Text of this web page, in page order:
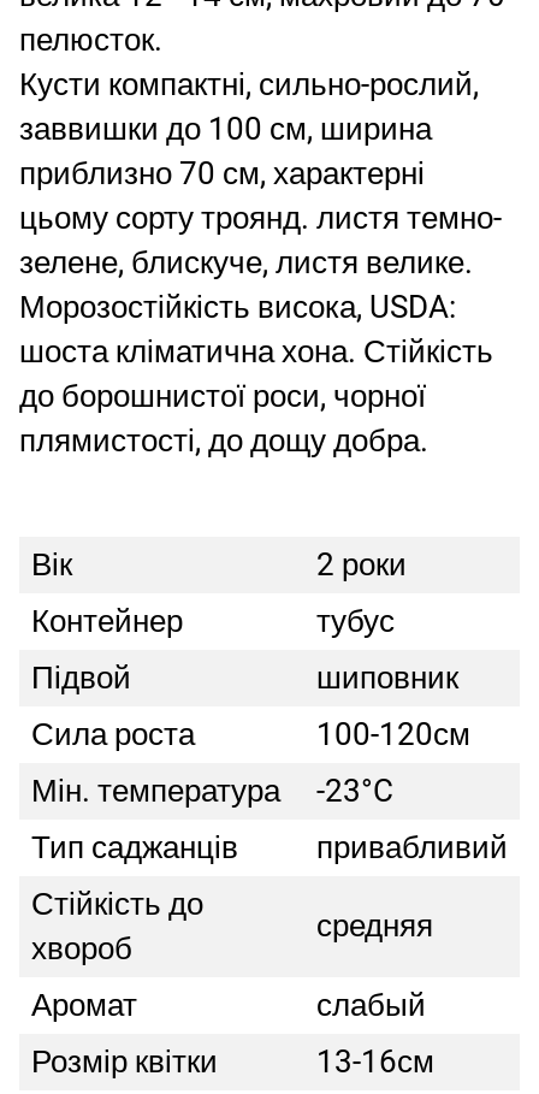
пелюсток.
Кусти компактні, сильно-рослий,
заввишки до 100 см, ширина
приблизно 70 см, характерні
цьому сорту троянд. листя темно-
зелене, блискуче, листя велике.
Морозостійкість висока, USDA:
шоста кліматична хона. Стійкість
до борошнистої роси, чорної
плямистості, до дощу добра.
Вік
2 роки
Контейнер
тубус
Підвой
шиповник
Сила роста
100-120см
Мін. температура
-23°C
Тип саджанців
привабливий
Стійкість до
хвороб
средняя
Аромат
слабый
Розмір квітки
13-16см